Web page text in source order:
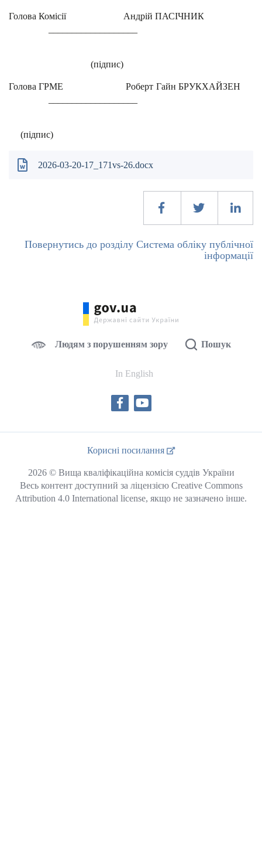
Голова Комісії Андрій ПАСІЧНИК
(підпис)
Голова ГРМЕ Роберт Гайн БРУКХАЙЗЕН
(підпис)
2026-03-20-17_171vs-26.docx
Повернутись до розділу Система обліку публічної
інформації
Людям з порушенням зору Пошук
In English
Корисні посилання
2026 © Вища кваліфікаційна комісія суддів України
Весь контент доступний за ліцензією Creative Commons
Attribution 4.0 International license, якщо не зазначено інше.